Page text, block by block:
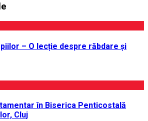
– O lecție despre răbdare și
în Biserica Penticostală
Cluj